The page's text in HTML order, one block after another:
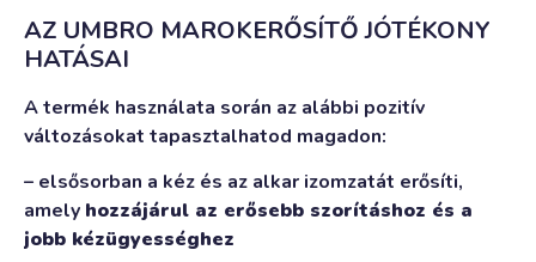
AZ UMBRO MAROKERŐSÍTŐ JÓTÉKONY
HATÁSAI
A termék használata során az alábbi pozitív
változásokat tapasztalhatod magadon:
– elsősorban a kéz és az alkar izomzatát erősíti,
amely hozzájárul az erősebb szorításhoz és a
jobb kézügyességhez